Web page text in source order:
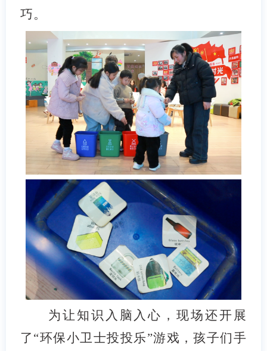
巧。
为让知识入脑入心，现场还开展
了“环保小卫士投投乐”游戏，孩子们手